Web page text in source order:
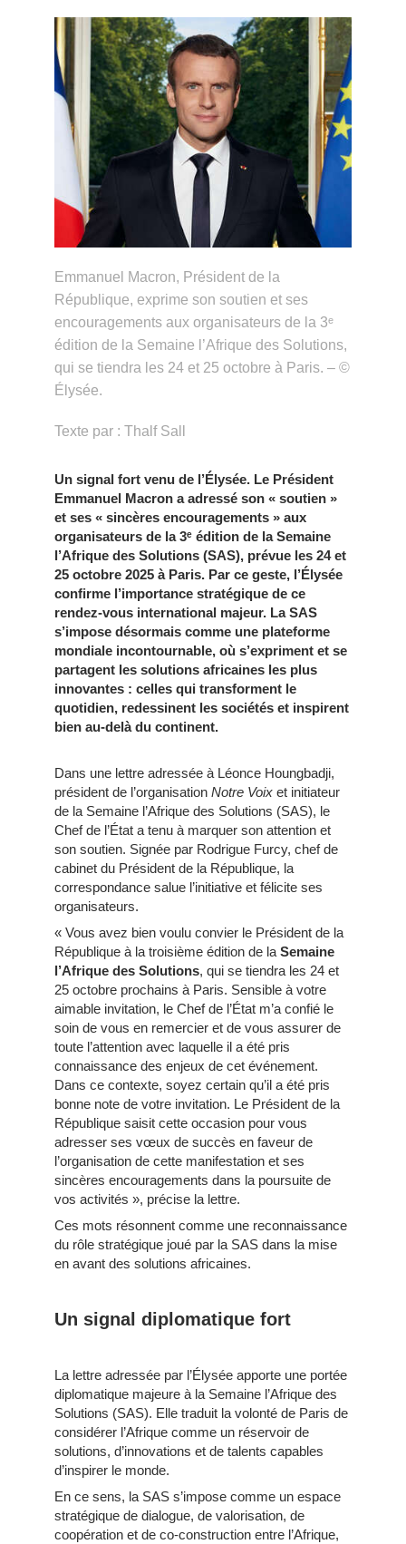
Emmanuel Macron, Président de la
République, exprime son soutien et ses
encouragements aux organisateurs de la 3ᵉ
édition de la Semaine l’Afrique des Solutions,
qui se tiendra les 24 et 25 octobre à Paris. – ©
Élysée.
Texte par : Thalf Sall
Un signal fort venu de l’Élysée. Le Président
Emmanuel Macron a adressé son « soutien »
et ses « sincères encouragements » aux
organisateurs de la 3ᵉ édition de la Semaine
l’Afrique des Solutions (SAS), prévue les 24 et
25 octobre 2025 à Paris. Par ce geste, l’Élysée
confirme l’importance stratégique de ce
rendez-vous international majeur. La SAS
s’impose désormais comme une plateforme
mondiale incontournable, où s’expriment et se
partagent les solutions africaines les plus
innovantes : celles qui transforment le
quotidien, redessinent les sociétés et inspirent
bien au-delà du continent.
Dans une lettre adressée à Léonce Houngbadji,
président de l’organisation Notre Voix et initiateur
de la Semaine l’Afrique des Solutions (SAS), le
Chef de l’État a tenu à marquer son attention et
son soutien. Signée par Rodrigue Furcy, chef de
cabinet du Président de la République, la
correspondance salue l’initiative et félicite ses
organisateurs.
« Vous avez bien voulu convier le Président de la
République à la troisième édition de la Semaine
l’Afrique des Solutions, qui se tiendra les 24 et
25 octobre prochains à Paris. Sensible à votre
aimable invitation, le Chef de l’État m’a confié le
soin de vous en remercier et de vous assurer de
toute l’attention avec laquelle il a été pris
connaissance des enjeux de cet événement.
Dans ce contexte, soyez certain qu’il a été pris
bonne note de votre invitation. Le Président de la
République saisit cette occasion pour vous
adresser ses vœux de succès en faveur de
l’organisation de cette manifestation et ses
sincères encouragements dans la poursuite de
vos activités », précise la lettre.
Ces mots résonnent comme une reconnaissance
du rôle stratégique joué par la SAS dans la mise
en avant des solutions africaines.
Un signal diplomatique fort
La lettre adressée par l’Élysée apporte une portée
diplomatique majeure à la Semaine l’Afrique des
Solutions (SAS). Elle traduit la volonté de Paris de
considérer l’Afrique comme un réservoir de
solutions, d’innovations et de talents capables
d’inspirer le monde.
En ce sens, la SAS s’impose comme un espace
stratégique de dialogue, de valorisation, de
coopération et de co-construction entre l’Afrique,